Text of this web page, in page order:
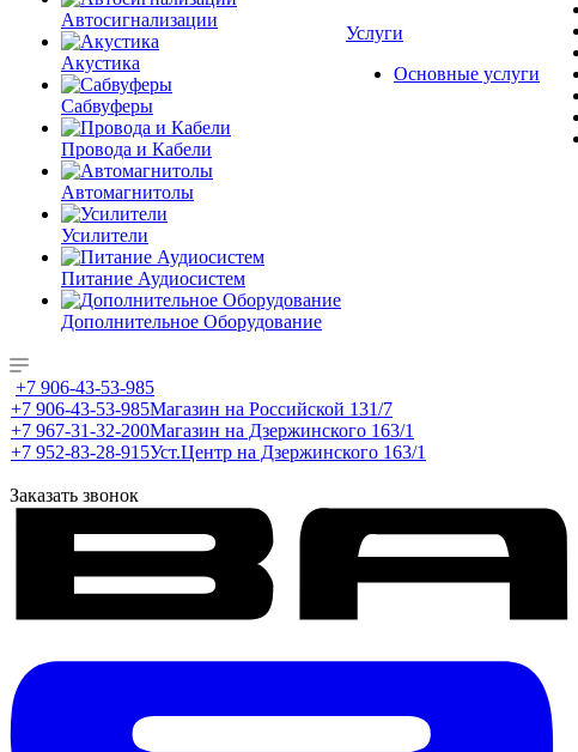
Автосигнализации
Акустика
Сабвуферы
Провода и Кабели
Автомагнитолы
Усилители
Питание Аудиосистем
Дополнительное Оборудование
Услуги
Основные услуги
+7 906-43-53-985
+7 906-43-53-985Магазин на Российской 131/7
+7 967-31-32-200Магазин на Дзержинского 163/1
+7 952-83-28-915Уст.Центр на Дзержинского 163/1
Заказать звонок